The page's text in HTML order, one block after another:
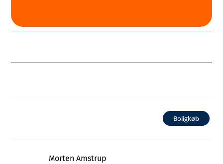
Boligkøb
Morten Amstrup